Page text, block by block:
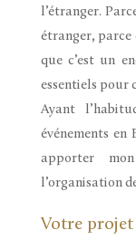
l’étranger.
étranger, parce
que c’est un
essentiels pour
Ayant
événements en
apporter
l’organisation
Votre projet